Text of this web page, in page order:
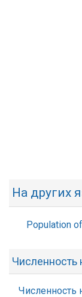
На других
Population
Численность
Численность